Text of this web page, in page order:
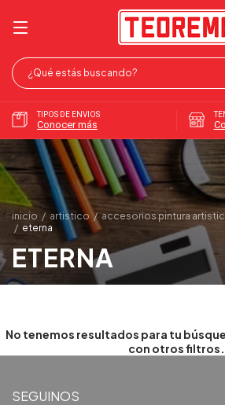
TIPOS DE ENVIOS
Conocer más
inicio / artistico / accesorios pintura
/ eterna
ETERNA
No tenemos resultados para tu
con otros filtros.
SEGUINOS